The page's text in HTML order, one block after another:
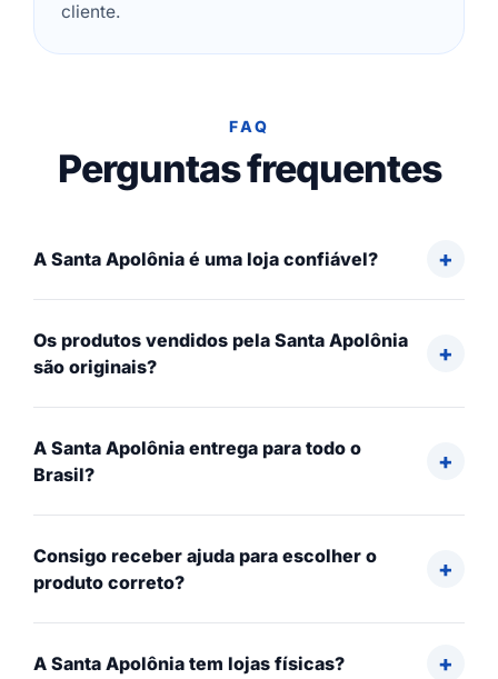
cliente.
FAQ
Perguntas frequentes
A Santa Apolônia é uma loja confiável?
Os produtos vendidos pela Santa Apolônia
são originais?
A Santa Apolônia entrega para todo o
Brasil?
Consigo receber ajuda para escolher o
produto correto?
A Santa Apolônia tem lojas físicas?